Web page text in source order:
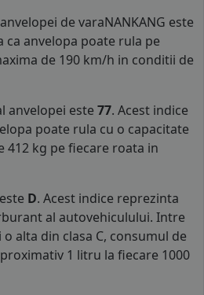
de varaNANKANG este
ca anvelopa poate rula pe
de 190 km/h in conditii de
anvelopei este 77. Acest indice
poate rula cu o capacitate
412 kg pe fiecare roata in
este D. Acest indice reprezinta
al autovehiculului. Intre
o alta din clasa C, consumul de
1 litru la fiecare 1000